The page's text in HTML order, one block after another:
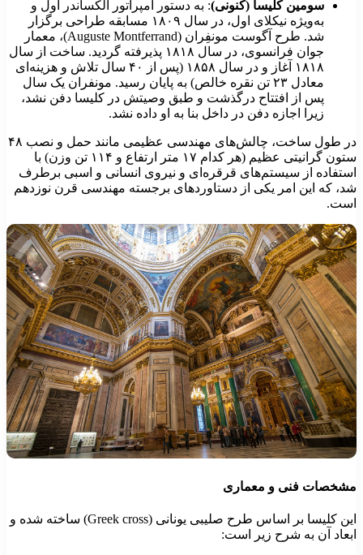
سومین کلیسا (کنونی): به دستور امپراتور الکساندر اول و
به‌ویژه نیکلای اول، در سال ۱۸۰۹ مسابقه طراحی برگزار
شد. طرح آگوست مونفِران (Auguste Montferrand)، معمار
جوان فرانسوی، در سال ۱۸۱۸ پذیرفته گردید. ساخت از سال
۱۸۱۸ آغاز و در سال ۱۸۵۸ (پس از ۴۰ سال تلاش و هزینه‌ای
معادل ۲۳ تن نقره خالص) به پایان رسید. مونفران یک سال
پس از افتتاح درگذشت و طبق وصیتش در کلیسا دفن نشد،
زیرا اجازه دفن در داخل بنا به او داده نشد.
در طول ساخت، چالش‌های مهندسی عظیمی مانند حمل و نصب ۴۸
ستون گرانیتی عظیم (هر کدام ۱۷ متر ارتفاع و ۱۱۴ تن وزن) با
از سیستم‌های قرقره‌ای و نیروی انسانی و اسبی برطرف
که این امر یکی از دستاوردهای برجسته مهندسی قرن نوزدهم
فنی و معماری
این کلیسا بر اساس طرح صلیبی یونانی (Greek cross) ساخته شده و
آن به شرح زیر است: